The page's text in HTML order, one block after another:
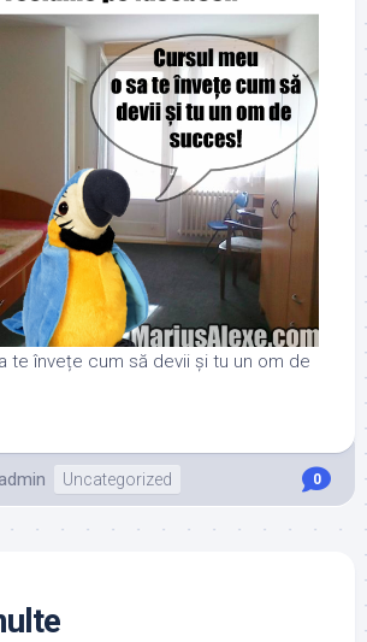
te învețe cum să devii și tu un om de
admin Uncategorized 0